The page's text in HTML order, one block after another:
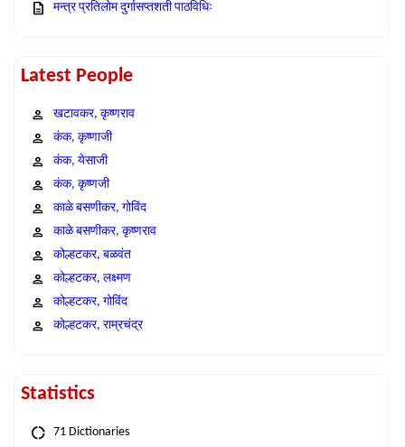
मन्त्र प्रतिलोम दुर्गासप्तशती पाठविधिः
Latest People
खटावकर, कृष्णराव
कंक, कृष्णाजी
कंक, येसाजी
कंक, कृष्णजी
काळे बसणीकर, गोविंद
काळे बसणीकर, कृष्णराव
कोल्हटकर, बळवंत
कोल्हटकर, लक्ष्मण
कोल्हटकर, गोविंद
कोल्हटकर, राम्रचंद्र
Statistics
71 Dictionaries